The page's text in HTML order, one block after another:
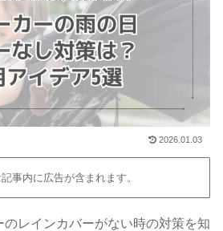
2026.01.03
事内に広告が含まれます。
のレインカバーがない時の対策を知